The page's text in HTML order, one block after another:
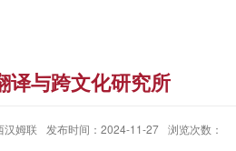
译与跨文化研究所
汉姆联 发布时间：2024-11-27 浏览次数：